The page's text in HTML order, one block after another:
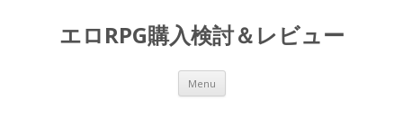
エロRPG購入検討＆レビュー
Menu Skip to content